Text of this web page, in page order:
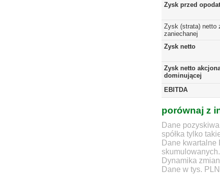
Zysk przed
Zysk (strata) netto
zaniechanej
Zysk netto
Zysk netto
dominującej
EBITDA
porównaj z
Dane
spółka tylko
Dane
skumulowanych.
Dynamika
Dane w tys. PLN